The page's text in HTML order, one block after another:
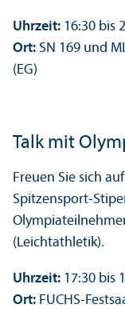
Uhrzeit: 16:30 bis
Ort: SN 169 und
(EG)
Talk mit
Freuen Sie sich
Spitzensport-
(Leichtathletik).
Uhrzeit: 17:30 bis
Ort: FUCHS-